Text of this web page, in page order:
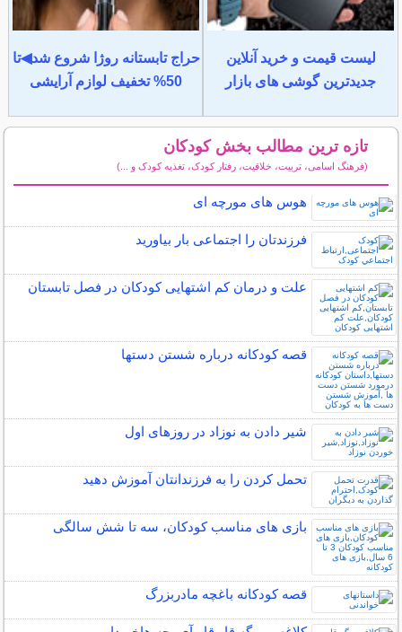
لیست قیمت و خرید آنلاین
جدیدترین گوشی های بازار
حراج تابستانه روژا شروع شد◀تا
50% تخفیف لوازم آرایشی
تازه ترین مطالب بخش کودکان
(فرهنگ اسامی، تربیت، خلاقیت، رفتار کودک، تغذیه کودک و ...)
هوس های مورچه ای
فرزندتان را اجتماعی بار بیاورید
علت و درمان کم اشتهایی کودکان در فصل تابستان
قصه کودکانه درباره شستن دستها
شیر دادن به نوزاد در روزهای اول
تحمل کردن را به فرزندانتان آموزش دهید
بازی های مناسب کودکان، سه تا شش سالگی
قصه کودکانه باغچه مادربزرگ